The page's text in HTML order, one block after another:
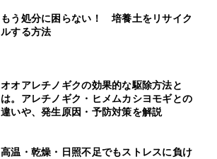
もう処分に困らない！ 培養土をリサイク
ルする方法
オオアレチノギクの効果的な駆除方法と
は。アレチノギク・ヒメムカシヨモギとの
違いや、発生原因・予防対策を解説
高温・乾燥・日照不足でもストレスに負け